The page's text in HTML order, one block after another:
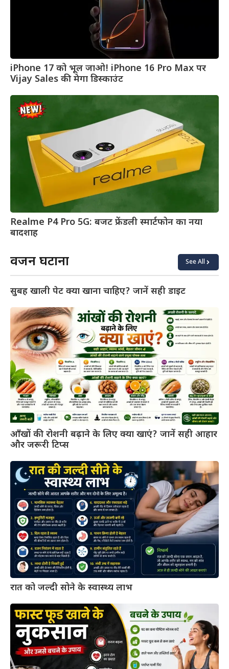
iPhone 17 को भूल जाओ! iPhone 16 Pro Max पर
Vijay Sales की मेगा डिस्काउंट
Realme P4 Pro 5G: बजट फ्रेंडली स्मार्टफोन का नया
बादशाह
वजन घटाना See All
सुबह खाली पेट क्या खाना चाहिए? जानें सही डाइट
आँखों की रोशनी बढ़ाने के लिए क्या खाएं? जानें सही आहार
और जरूरी टिप्स
रात को जल्दी सोने के स्वास्थ्य लाभ